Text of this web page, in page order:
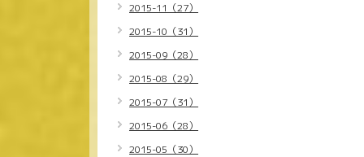
2015-11（27）
2015-10（31）
2015-09（28）
2015-08（29）
2015-07（31）
2015-06（28）
2015-05（30）